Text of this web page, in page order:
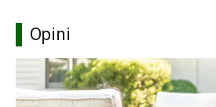
Opini